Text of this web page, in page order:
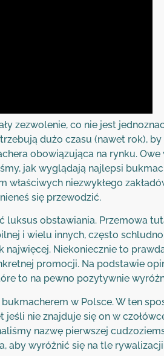
zezwolenie, co nie jest
dużo czasu (nawet rok),
obowiązująca na rynku.
jak wyglądają najlepsi
niezwykłego
się przewodzić.
obstawiania. Przemowa
i wielu innych, często
Niekoniecznie to
promocji. Na podstawie
to na pewno pozytywnie
w Polsce. W ten
nie znajduje się on w
nazwę pierwszej
aby wyróżnić się na tle